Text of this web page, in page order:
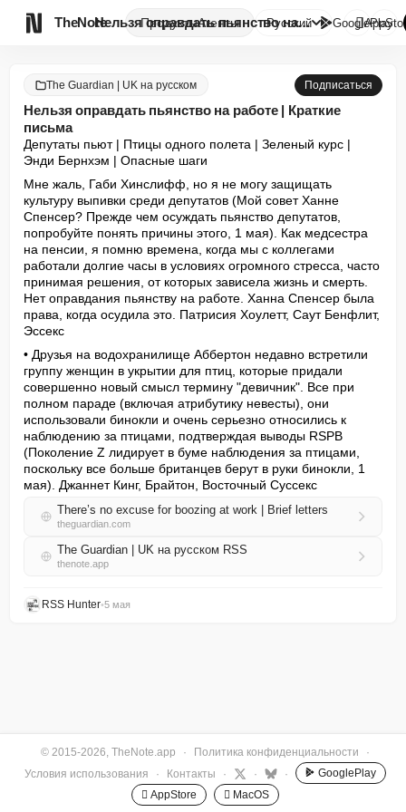
TheNote ПродуктыАгенты Нельзя оправдать пьянство на р...
Русский GooglePlay

The Guardian | UK на русском Подписаться
Нельзя оправдать пьянство на работе | Краткие
письма
Депутаты пьют | Птицы одного полета | Зеленый курс |
Энди Бернхэм | Опасные шаги
Мне жаль, Габи Хинслифф, но я не могу защищать
культуру выпивки среди депутатов (Мой совет Ханне
Спенсер? Прежде чем осуждать пьянство депутатов,
попробуйте понять причины этого, 1 мая). Как медсестра
на пенсии, я помню времена, когда мы с коллегами
работали долгие часы в условиях огромного стресса, часто
принимая решения, от которых зависела жизнь и смерть.
Нет оправдания пьянству на работе. Ханна Спенсер была
права, когда осудила это. Патрисия Хоулетт, Саут Бенфлит,
Эссекс
• Друзья на водохранилище Аббертон недавно встретили
группу женщин в укрытии для птиц, которые придали
совершенно новый смысл термину "девичник". Все при
полном параде (включая атрибутику невесты), они
использовали бинокли и очень серьезно относились к
наблюдению за птицами, подтверждая выводы RSPB
(Поколение Z лидирует в буме наблюдения за птицами,
поскольку все больше британцев берут в руки бинокли, 1
мая). Джаннет Кинг, Брайтон, Восточный Суссекс
There’s no excuse for boozing at work | Brief letters
theguardian.com
The Guardian | UK на русском RSS
thenote.app
RSS Hunter•5 мая
© 2015-2026, TheNote.app · Политика конфиденциальности
·
Условия использования
· Контакты · · ·
GooglePlay
 AppStore
 MacOS